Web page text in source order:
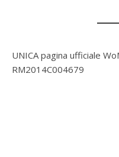
UNICA pagina ufficiale
RM2014C004679